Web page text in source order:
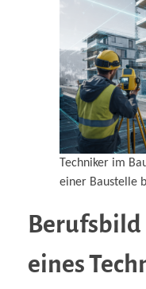
Techniker im
einer Baustelle
Berufsbild
eines